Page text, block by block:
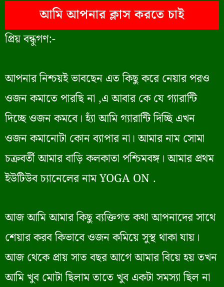
আমি আপনার ক্লাস করতে চাই
প্রিয় বন্ধুগণ:-
আপনার নিশ্চয়ই ভাবছেন এত কিছু করে নেয়ার পরও
ওজন কমাতে পারছি না ,এ আবার কে যে গ্যারান্টি
দিচ্ছে ওজন কমবে। হ্যাঁ আমি গ্যারান্টি দিচ্ছি এখন
ওজন কমানোটা কোন ব্যাপার না। আমার নাম সোমা
চক্রবর্তী আমার বাড়ি কলকাতা পশ্চিমবঙ্গ। আমার প্রথম
ইউটিউব চ্যানেলের নাম YOGA ON .
আজ আমি আমার কিছু ব্যক্তিগত কথা আপনাদের সাথে
শেয়ার করব কিভাবে ওজন কমিয়ে সুস্থ থাকা যায়।
আজ থেকে প্রায় সাত বছর আগে আমার বিয়ে হয় তখন
আমি খুব মোটা ছিলাম তাতে খুব একটা সমস্যা ছিল না